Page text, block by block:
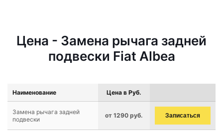
Цена - Замена рычага задней
подвески Fiat Albea
Наименование Цена в Руб.
Замена рычага задней
подвески
от 1290 руб. Записаться